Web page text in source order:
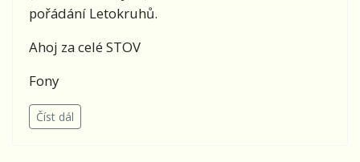
pořádání Letokruhů.
Ahoj za celé STOV
Fony
Číst dál